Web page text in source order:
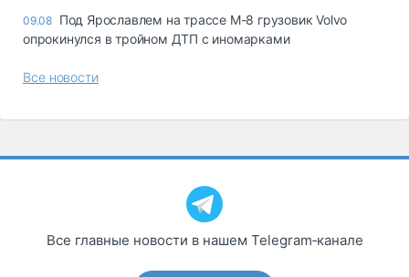
09.08 Под Ярославлем на трассе М-8 грузовик Volvo
опрокинулся в тройном ДТП с иномарками
Все новости
Все главные новости в нашем Telegram‑канале